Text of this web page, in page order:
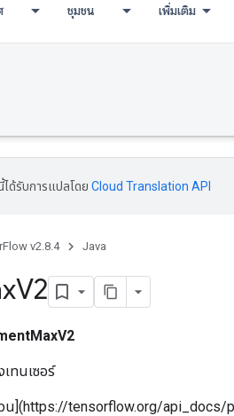
ชุมชน เพิ่มเติม
ได้รับการแปลโดย Cloud Translation API
v2.8.4 Java
V2
ทนเซอร์
น](https://tensorflow.org/